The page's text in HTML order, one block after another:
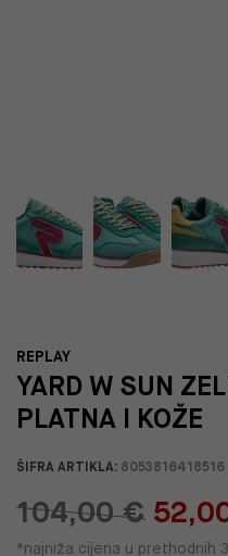
REPLAY
YARD W SUN
PLATNA I KOŽE
ŠIFRA ARTIKLA: 8053816418516
104,00 €
*najniža cijena u prethodnih